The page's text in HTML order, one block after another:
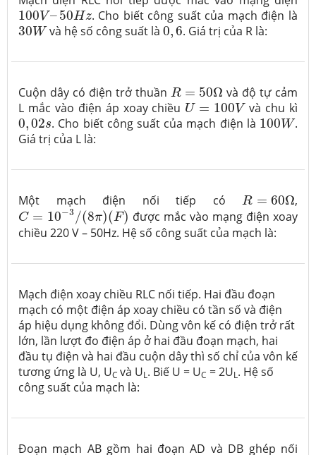
100V– 50Hz
100V–50Hz . Cho biết công suất của mạch điện là
30W
30Wvà hệ số công suất là 0,6
0,6. Giá trị của R là:
Cuộn dây có điện trở thuần R = 50Ω
R= 50Ω
và độ tự cảm
L mắc vào điện áp xoay chiều U = 100V
U=100V
và chu kì
0,02s
0 ,02s. Cho biết công suất của mạch điện là 100W
100W.
Giá trị của L là:
Một mạch điện nối tiếp cóR = 60Ω
R= 60Ω ,
C = 10−3 /(8π)(F)
C=10−3/(8π) F)
được mắc vào mạng điện xoay
chiều 220 V – 50Hz. Hệ số công suất của mạch là:
Mạch điện xoay chiều RLC nối tiếp. Hai đầu đoạn
mạch có một điện áp xoay chiều có tần số và điện
áp hiệu dụng không đổi. Dùng vôn kế có điện trở rất
lớn, lần lượt đo điện áp ở hai đầu đoạn mạch, hai
đầu tụ điện và hai đầu cuộn dây thì số chỉ của vôn kế
tương ứng là U, UC­ và UL. Biế U = UC = 2UL. Hệ số
công suất của mạch là:
Đoạn mạch AB gồm hai đoạn AD và DB ghép nối